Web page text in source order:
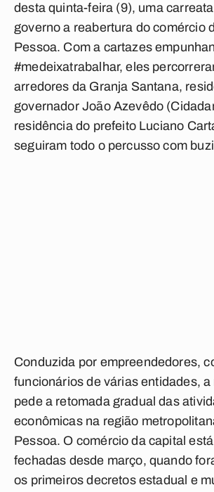
desta quinta-feira (9), uma
governo a reabertura do comércio
Pessoa. Com a cartazes
#medeixatrabalhar, eles
arredores da Granja Santana,
governador João Azevêdo
residência do prefeito Luciano
seguiram todo o percusso com
Conduzida por empreendedores,
funcionários de várias entidades,
pede a retomada gradual das
econômicas na região
Pessoa. O comércio da capital
fechadas desde março, quando
os primeiros decretos estadual e